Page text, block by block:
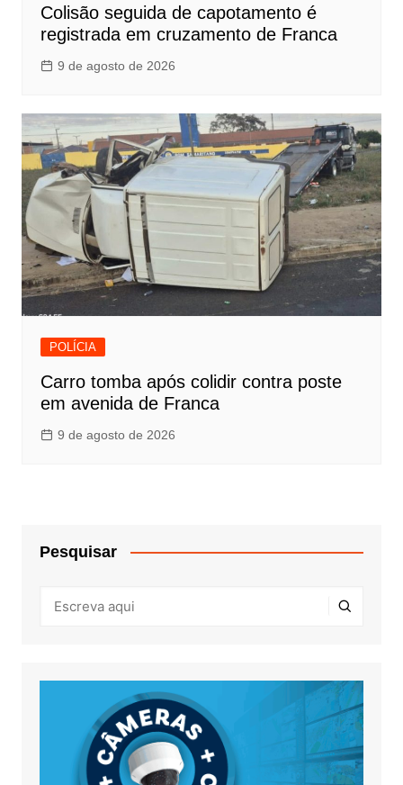
Colisão seguida de capotamento é
registrada em cruzamento de Franca
9 de agosto de 2026
POLÍCIA
Carro tomba após colidir contra poste
em avenida de Franca
9 de agosto de 2026
Pesquisar